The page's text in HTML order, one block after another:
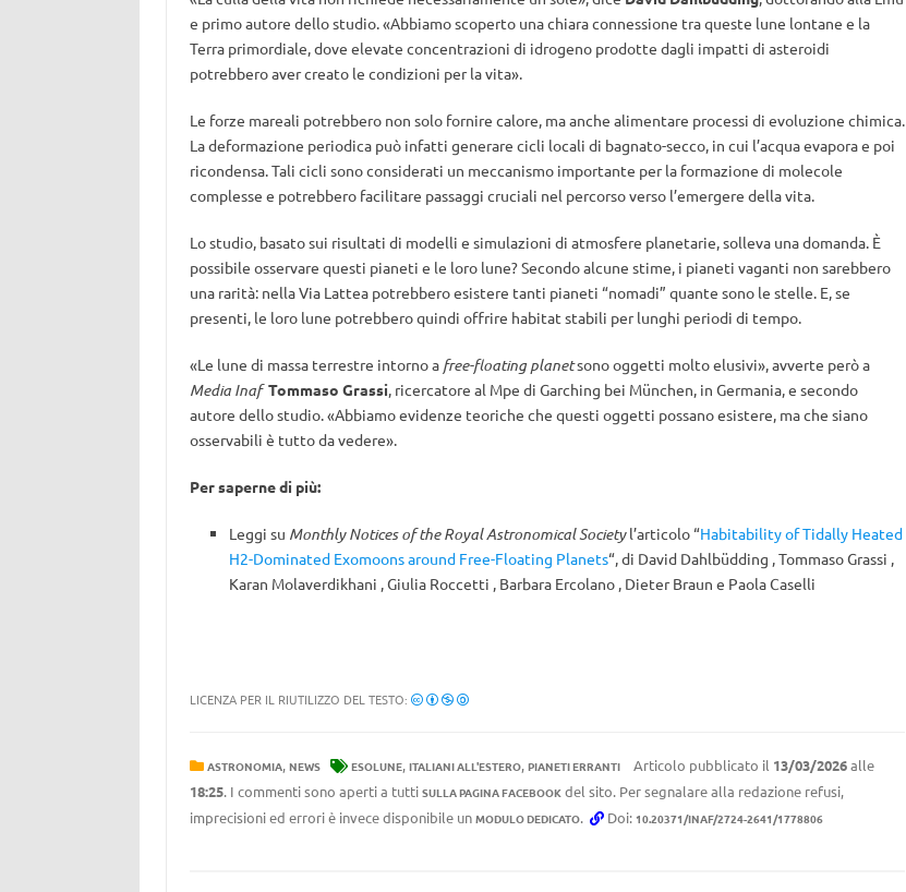
e primo autore dello studio. «Abbiamo scoperto una chiara connessione tra queste lune lontane e la
Terra primordiale, dove elevate concentrazioni di idrogeno prodotte dagli impatti di asteroidi
potrebbero aver creato le condizioni per la vita».
Le forze mareali potrebbero non solo fornire calore, ma anche alimentare processi di evoluzione chimica.
La deformazione periodica può infatti generare cicli locali di bagnato-secco, in cui l’acqua evapora e poi
ricondensa. Tali cicli sono considerati un meccanismo importante per la formazione di molecole
complesse e potrebbero facilitare passaggi cruciali nel percorso verso l’emergere della vita.
Lo studio, basato sui risultati di modelli e simulazioni di atmosfere planetarie, solleva una domanda. È
possibile osservare questi pianeti e le loro lune? Secondo alcune stime, i pianeti vaganti non sarebbero
una rarità: nella Via Lattea potrebbero esistere tanti pianeti “nomadi” quante sono le stelle. E, se
presenti, le loro lune potrebbero quindi offrire habitat stabili per lunghi periodi di tempo.
«Le lune di massa terrestre intorno a free-floating planetsono oggetti molto elusivi», avverte però a
Media InafTommaso Grassi, ricercatore al Mpe di Garching bei München, in Germania, e secondo
autore dello studio. «Abbiamo evidenze teoriche che questi oggetti possano esistere, ma che siano
osservabili è tutto da vedere».
Per saperne di più:
Leggi su Monthly Notices of the Royal Astronomical Societyl’articolo “Habitability of Tidally Heated
H2-Dominated Exomoons around Free-Floating Planets“, di David Dahlbüdding , Tommaso Grassi ,
Karan Molaverdikhani , Giulia Roccetti , Barbara Ercolano , Dieter Braun e Paola Caselli
LICENZA PER IL RIUTILIZZO DEL TESTO:
ASTRONOMIA, NEWS ESOLUNE, ITALIANI ALL'ESTERO, PIANETI ERRANTI Articolo pubblicato il 13/03/2026alle
18:25. I commenti sono aperti a tutti SULLA PAGINA FACEBOOKdel sito. Per segnalare alla redazione refusi,
imprecisioni ed errori è invece disponibile un MODULO DEDICATO. Doi: 10.20371/INAF/2724-2641/1778806